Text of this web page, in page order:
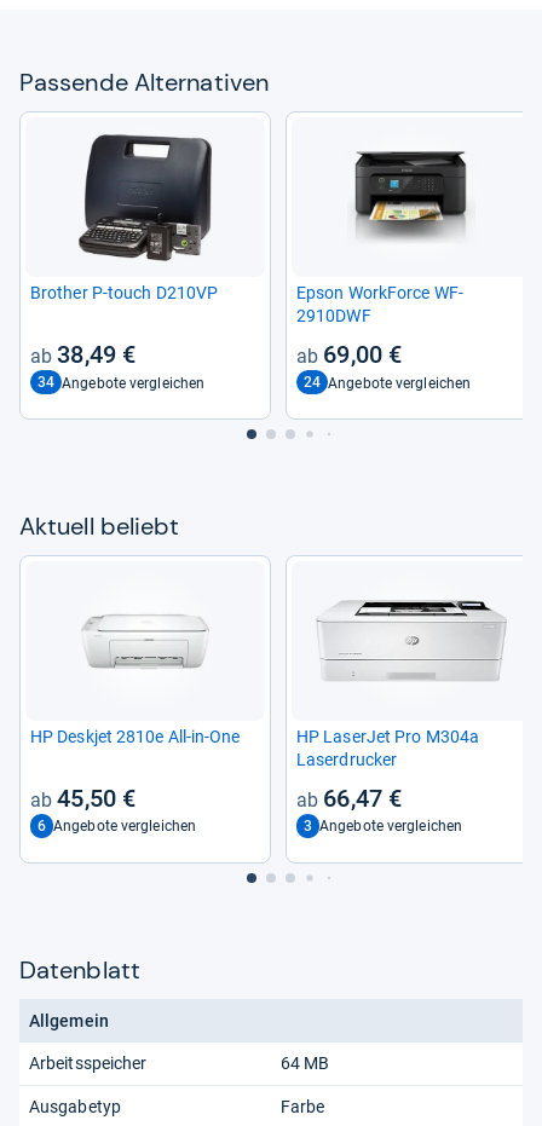
Pas­sende Alter­na­ti­ven
Bro­t­her P-​touch D210VP
38,49 €
34 Angebote vergleichen
Epson Work­Force WF-​
2910DWF
69,00 €
24 Angebote vergleichen
Aktu­ell beliebt
HP Deskjet 2810e All-​in-​One
45,50 €
6 Angebote vergleichen
HP Laser­Jet Pro M304a
Laser­dru­cker
66,47 €
3 Angebote vergleichen
Datenblatt
Allgemein
Arbeitsspeicher 64 MB
Ausgabetyp Farbe